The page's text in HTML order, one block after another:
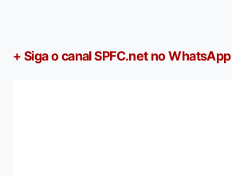
+ Siga o canal SPFC.net no WhatsApp